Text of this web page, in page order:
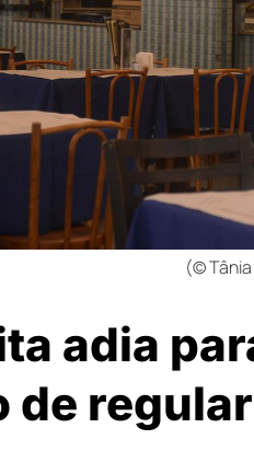
(©
adia
de